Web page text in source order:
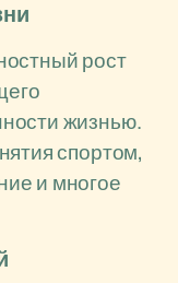
рост
жизнью.
спортом,
и многое